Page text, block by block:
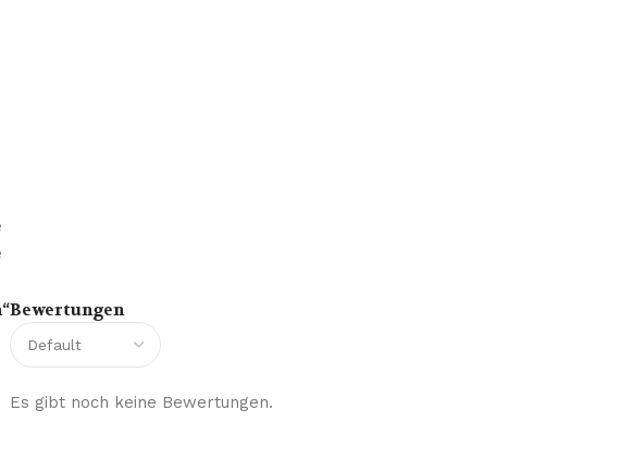
Bewertungen
Es gibt noch keine Bewertungen.